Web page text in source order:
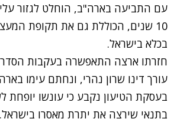
עם התביעה בארה"ב, הוחלט לגזור
10 שנים, הכוללת גם את תקופת
בכלא בישראל.
חזרתו ארצה התאפשרה בעקבות הסדר
עורך דינו שרון נהרי, ונחתם עימו
בעסקת הטיעון נקבע כי עונשו יופחת
בתנאי שירצה את יתרת מאסרו בישראל.